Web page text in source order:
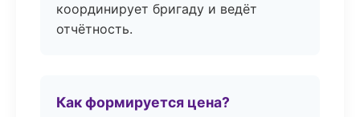
координирует бригаду и ведёт
отчётность.
Как формируется цена?